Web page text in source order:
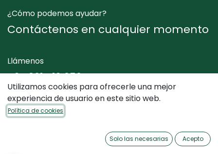
¿Cómo podemos ayudar?
Contáctenos en cualquier momento
Llámenos
+34 961 412 050
Envíenos un mensaje
Utilizamos cookies para ofrecerle una mejor
experiencia de usuario en este sitio web.
Política de cookies
Solo las necesarias Acepto